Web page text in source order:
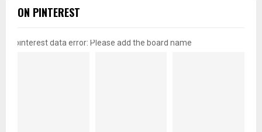
ON PINTEREST
pinterest data error: Please add the board name